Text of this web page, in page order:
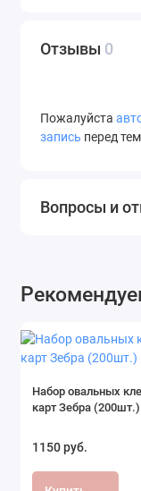
Отзывы 0
Пожалуйста
запись перед
Вопросы и
Набор овальных
карт Зебра (200шт.)
1150 руб.